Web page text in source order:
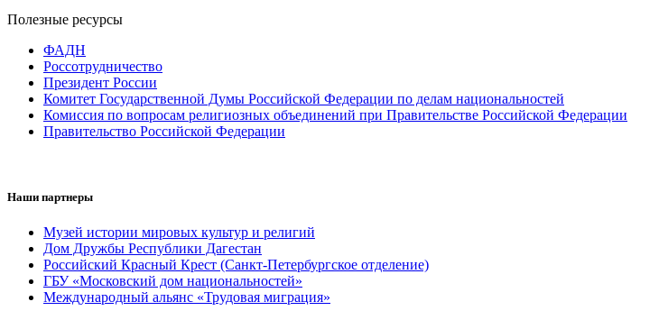
Полезные ресурсы
ФАДН
Россотрудничество
Президент России
Комитет Государственной Думы Российской Федерации по делам национальностей
Комиссия по вопросам религиозных объединений при Правительстве Российской Федерации
Правительство Российской Федерации
Наши партнеры
Музей истории мировых культур и религий
Дом Дружбы Республики Дагестан
Российский Красный Крест (Санкт-Петербургское отделение)
ГБУ «Московский дом национальностей»
Международный альянс «Трудовая миграция»